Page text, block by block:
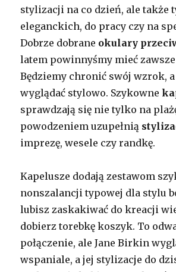
stylizacji na co dzień, ale także
eleganckich, do pracy czy na
Dobrze dobrane okulary
latem powinnyśmy mieć
Będziemy chronić swój wzrok,
wyglądać stylowo. Szykowne
sprawdzają się nie tylko na
powodzeniem uzupełnią
imprezę, wesele czy randkę.
Kapelusze dodają zestawom
nonszalancji typowej dla stylu
lubisz zaskakiwać do kreacji
dobierz torebkę koszyk. To
połączenie, ale Jane Birkin
wspaniale, a jej stylizacje do